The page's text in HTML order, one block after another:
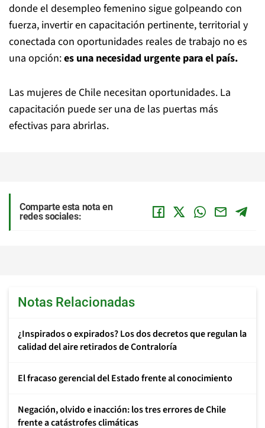
donde el desempleo femenino sigue golpeando con
fuerza, invertir en capacitación pertinente, territorial y
conectada con oportunidades reales de trabajo no es
una opción:es una necesidad urgente para el país.
Las mujeres de Chile necesitan oportunidades. La
capacitación puede ser una de las puertas más
efectivas para abrirlas.
Comparte esta nota en
redes sociales:
Notas Relacionadas
¿Inspirados o expirados? Los dos decretos que regulan la
calidad del aire retirados de Contraloría
El fracaso gerencial del Estado frente al conocimiento
Negación, olvido e inacción: los tres errores de Chile
frente a catástrofes climáticas